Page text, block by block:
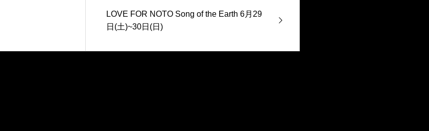
LOVE FOR NOTO Song of the Earth 6月29
日(土)~30日(日)